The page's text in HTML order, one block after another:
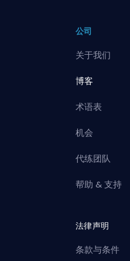
公司
关于我们
博客
术语表
机会
代练团队
帮助 & 支持
法律声明
条款与条件